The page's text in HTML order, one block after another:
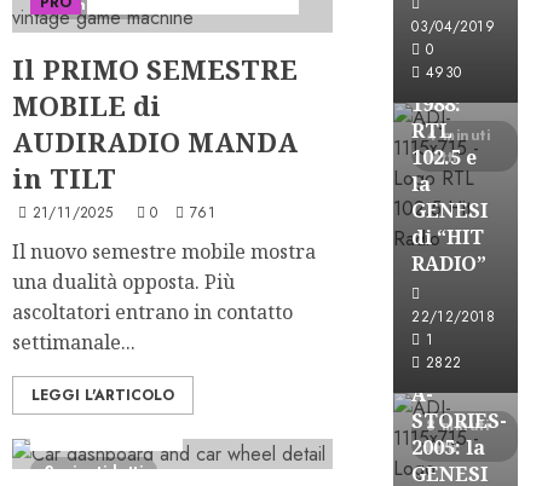
2 minuti letti
Il PRIMO SEMESTRE
MOBILE di
AUDIRADIO MANDA
in TILT
21/11/2025 0 761
Il nuovo semestre mobile mostra
una dualità opposta. Più
ascoltatori entrano in contatto
settimanale...
LEGGI L'ARTICOLO
2 minuti letti
Cosa Succede?
FREE
03/04/2019
0
4930
4 minuti
letti
FREE
A-
STORIES-
1988:
RTL
102.5 e
la
GENESI
di “HIT
RADIO”
22/12/2018
1
2822
8 minuti
letti
Formazione
FREE
A-
STORIES-
2005: la
GENESI